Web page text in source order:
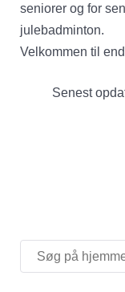
seniorer og for
julebadminton.
Velkommen til
Senest